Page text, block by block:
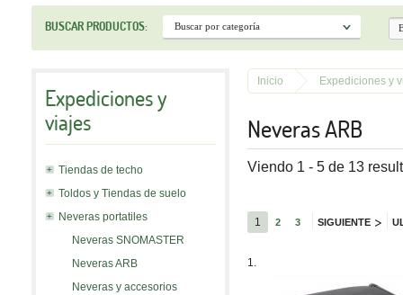
BUSCAR PRODUCTOS:
Expediciones y
viajes
Tiendas de techo
Toldos y Tiendas de suelo
Neveras portatiles
Neveras SNOMASTER
Neveras ARB
Neveras y accesorios
Inicio Expediciones y
Neveras ARB
Viendo 1 - 5 de 13
1 2 3 SIGUIENTE >
1.